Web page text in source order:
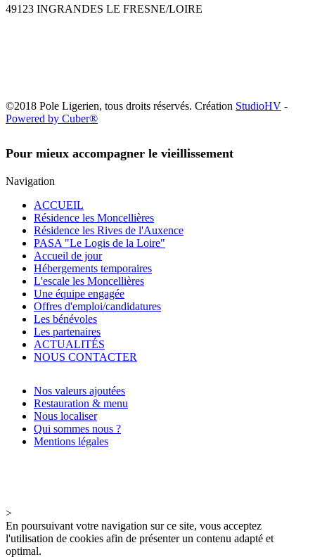
49123 INGRANDES LE FRESNE/LOIRE
©2018 Pole Ligerien, tous droits réservés. Création StudioHV -
Powered by Cuber®
Pour mieux accompagner le vieillissement
Navigation
ACCUEIL
Résidence les Moncellières
Résidence les Rives de l'Auxence
PASA "Le Logis de la Loire"
Accueil de jour
Hébergements temporaires
L'escale les Moncellières
Une équipe engagée
Offres d'emploi/candidatures
Les bénévoles
Les partenaires
ACTUALITÉS
NOUS CONTACTER
Nos valeurs ajoutées
Restauration & menu
Nous localiser
Qui sommes nous ?
Mentions légales
>
En poursuivant votre navigation sur ce site, vous acceptez
l'utilisation de cookies afin de présenter un contenu adapté et
optimal.